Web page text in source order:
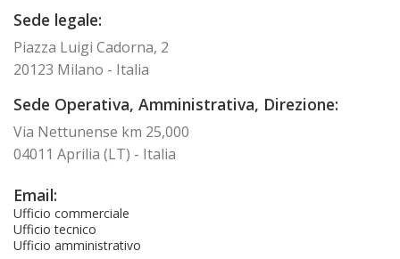
Sede legale:
Piazza Luigi Cadorna, 2
20123 Milano - Italia
Sede Operativa, Amministrativa, Direzione:
Via Nettunense km 25,000
04011 Aprilia (LT) - Italia
Email:
Ufficio commerciale
Ufficio tecnico
Ufficio amministrativo